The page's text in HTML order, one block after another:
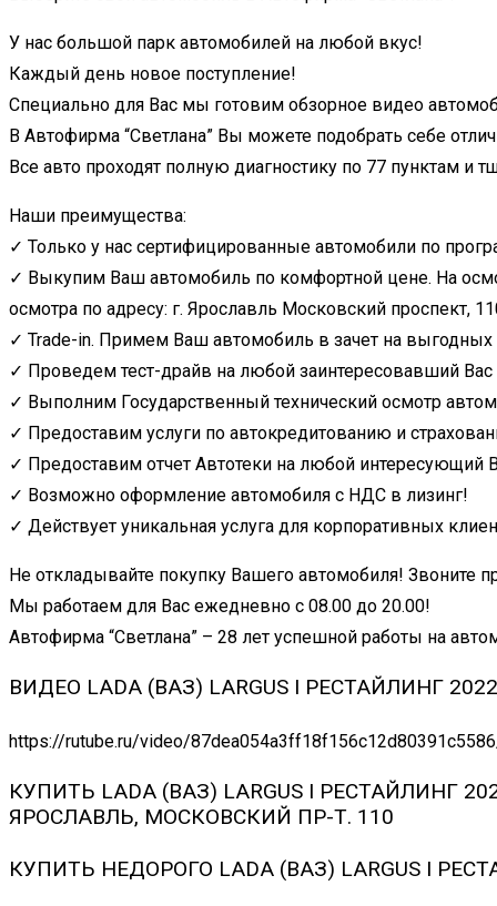
У нас большой парк автомобилей на любой вкус!
Каждый день новое поступление!
Специально для Вас мы готовим обзорное видео
В Автофирма “Светлана” Вы можете подобрать себе
Все авто проходят полную диагностику по 77 пунктам и
Наши преимущества:
✓ Только у нас сертифицированные автомобили по
✓ Выкупим Ваш автомобиль по комфортной цене. На
осмотра по адресу: г. Ярославль Московский проспект,
✓ Trade-in. Примем Ваш автомобиль в зачет на выгодных
✓ Проведем тест-драйв на любой заинтересовавший
✓ Выполним Государственный технический осмотр
✓ Предоставим услуги по автокредитованию и
✓ Предоставим отчет Автотеки на любой интересующий
✓ Возможно оформление автомобиля с НДС в лизинг!
✓ Действует уникальная услуга для корпоративных
Не откладывайте покупку Вашего автомобиля! Звоните
Мы работаем для Вас ежедневно с 08.00 до 20.00!
Автофирма “Светлана” – 28 лет успешной работы на
ВИДЕО LADA (ВАЗ) LARGUS I РЕСТАЙЛИНГ
https://rutube.ru/video/
КУПИТЬ LADA (ВАЗ) LARGUS I РЕСТАЙЛИНГ
ЯРОСЛАВЛЬ, МОСКОВСКИЙ ПР-Т. 110
КУПИТЬ НЕДОРОГО LADA (ВАЗ) LARGUS I